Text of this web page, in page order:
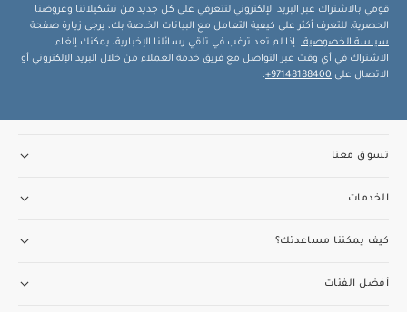
قومي بالاشتراك عبر البريد الإلكتروني لتتعرفي على كل جديد من تشكيلاتنا وعروضنا
الحصرية. للتعرف أكثر على كيفية التعامل مع البيانات الخاصة بك، يرجى زيارة صفحة
سياسة الخصوصية . إذا لم تعد ترغب في تلقي رسائلنا الإخبارية، يمكنك إلغاء
الاشتراك في أي وقت عبر التواصل مع فريق خدمة العملاء من خلال البريد الإلكتروني أو
الاتصال على 97148188400+
.
تسوق معنا
الخدمات
كيف يمكننا مساعدتك؟
أفضل الفئات